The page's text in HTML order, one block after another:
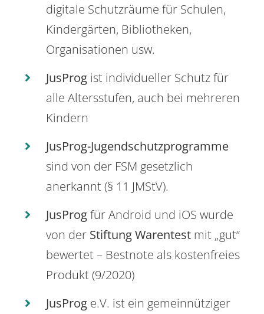
digitale Schutzräume für Schulen,
Kindergärten, Bibliotheken,
Organisationen usw.
JusProg ist individueller Schutz für
alle Altersstufen, auch bei mehreren
Kindern
JusProg-Jugendschutzprogramme
sind von der FSM gesetzlich
anerkannt (§ 11 JMStV).
JusProgfür Android und iOS wurde
von der Stiftung Warentest mit „gut“
bewertet – Bestnote als kostenfreies
Produkt (9/2020)
JusProg e.V. ist ein gemeinnütziger